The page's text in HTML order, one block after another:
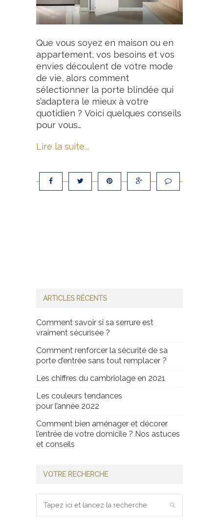
Que vous soyez en maison ou en
appartement, vos besoins et vos
envies découlent de votre mode
de vie, alors comment
sélectionner la porte blindée qui
s’adaptera le mieux à votre
quotidien ? Voici quelques conseils
pour vous…
Lire la suite...
ARTICLES RÉCENTS
Comment savoir si sa serrure est
vraiment sécurisée ?
Comment renforcer la sécurité de sa
porte d’entrée sans tout remplacer ?
Les chiffres du cambriolage en 2021
Les couleurs tendances
pour l’année 2022
Comment bien aménager et décorer
l’entrée de votre domicile ? Nos astuces
et conseils
VOTRE RECHERCHE